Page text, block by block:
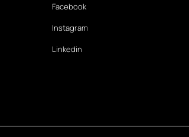
Facebook
Instagram
Linkedin